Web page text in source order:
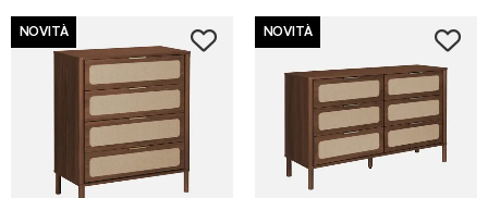
NOVITÀ NOVITÀ